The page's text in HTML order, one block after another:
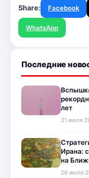
Share: Facebook
WhatsApp
Последние
лет
31 июля
Ирана:
на
26 июля